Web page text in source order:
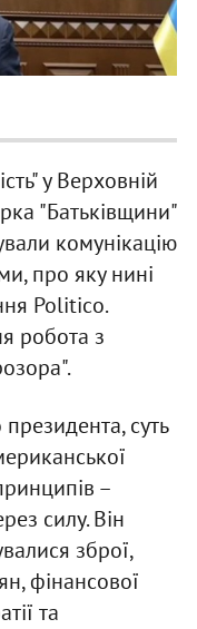
у Верховній
"Батьківщини"
комунікацію
про яку нині
Politico.
робота з
суть
–
силу. Він
зброї,
фінансової
та